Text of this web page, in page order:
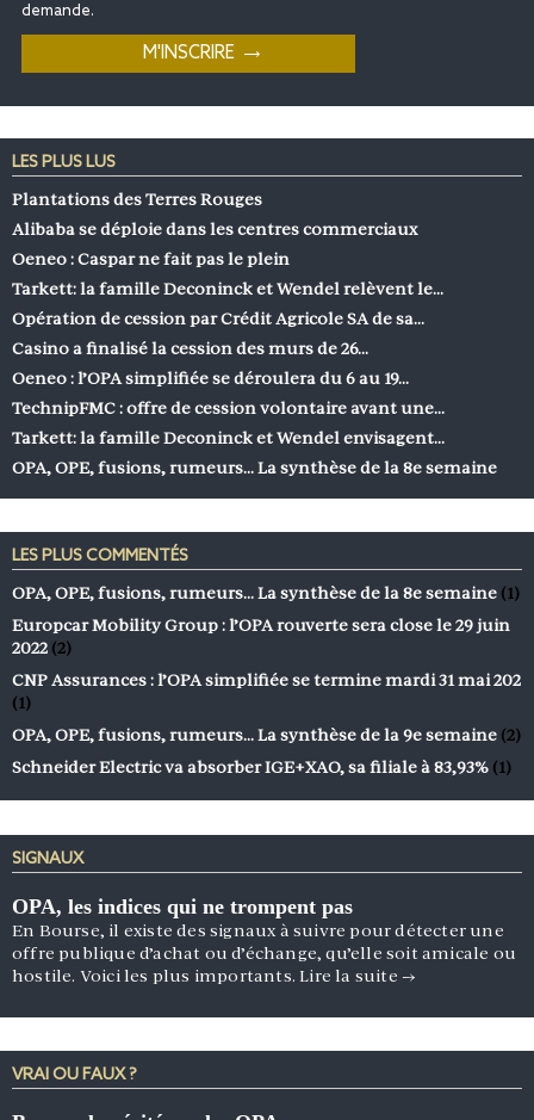
demande.
LES PLUS LUS
Plantations des Terres Rouges
Alibaba se déploie dans les centres commerciaux
Oeneo : Caspar ne fait pas le plein
Tarkett: la famille Deconinck et Wendel relèvent le…
Opération de cession par Crédit Agricole SA de sa…
Casino a finalisé la cession des murs de 26…
Oeneo : l’OPA simplifiée se déroulera du 6 au 19…
TechnipFMC : offre de cession volontaire avant une…
Tarkett: la famille Deconinck et Wendel envisagent…
OPA, OPE, fusions, rumeurs… La synthèse de la 8e semaine
LES PLUS COMMENTÉS
OPA, OPE, fusions, rumeurs… La synthèse de la 8e semaine (1)
Europcar Mobility Group : l’OPA rouverte sera close le 29 juin
2022 (2)
CNP Assurances : l’OPA simplifiée se termine mardi 31 mai 202
(1)
OPA, OPE, fusions, rumeurs… La synthèse de la 9e semaine (2)
Schneider Electric va absorber IGE+XAO, sa filiale à 83,93% (1)
SIGNAUX
OPA, les indices qui ne trompent pas
En Bourse, il existe des signaux à suivre pour détecter une
offre publique d’achat ou d’échange, qu’elle soit amicale ou
hostile. Voici les plus importants.Lire la suite →
VRAI OU FAUX ?